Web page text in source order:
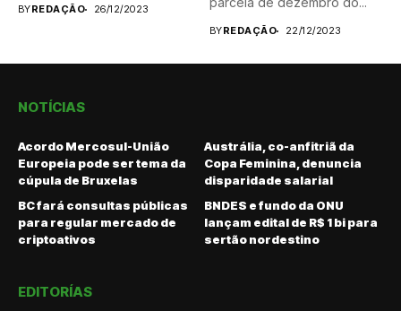
BYREDAÇÃO 26/12/2023
BYREDAÇÃO 22/12/2023
NOTÍCIAS
Acordo Mercosul-União
Europeia pode ser tema da
cúpula de Bruxelas
Austrália, co-anfitriã da
Copa Feminina, denuncia
disparidade salarial
BC fará consultas públicas
para regular mercado de
criptoativos
BNDES e fundo da ONU
lançam edital de R$ 1 bi para
sertão nordestino
EDITORÍAS